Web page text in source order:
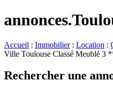
Accueil : Immobilier: Location :
Ville Toulouse Classé Meublé 3
Rechercher une